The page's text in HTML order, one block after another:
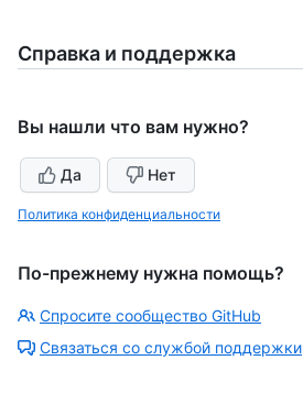
Справка и поддержка
Вы нашли что вам нужно?
Да Нет
Политика конфиденциальности
По-прежнему нужна помощь?
Спросите сообщество GitHub
Связаться со службой поддержки